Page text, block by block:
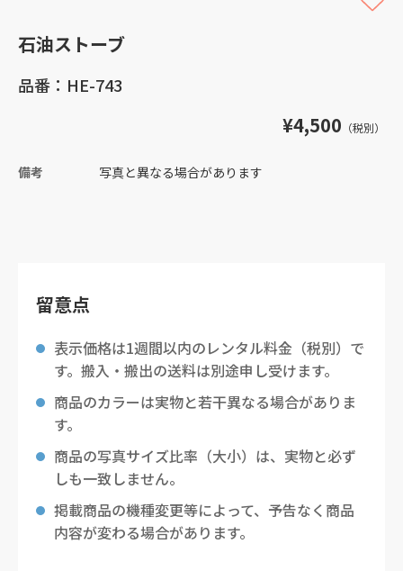
石油ストーブ
品番：HE-743
¥4,500 （税別）
備考 写真と異なる場合があります
留意点
表示価格は1週間以内のレンタル料金（税別）で
す。搬入・搬出の送料は別途申し受けます。
商品のカラーは実物と若干異なる場合がありま
す。
商品の写真サイズ比率（大小）は、実物と必ず
しも一致しません。
掲載商品の機種変更等によって、予告なく商品
内容が変わる場合があります。